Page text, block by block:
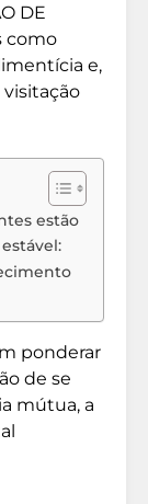
DE
como
e,
estão
ponderar
de se
mútua, a